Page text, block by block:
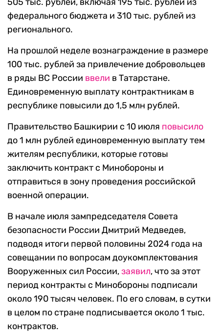
федерального бюджета и 310 тыс. рублей из
регионального.
На прошлой неделе вознаграждение в размере
100 тыс. рублей за привлечение добровольцев
в ряды ВС России ввели в Татарстане.
Единовременную выплату контрактникам в
республике повысили до 1,5 млн рублей.
Правительство Башкирии с 10 июля повысило
до 1 млн рублей единовременную выплату тем
жителям республики, которые готовы
заключить контракт с Минобороны и
отправиться в зону проведения российской
военной операции.
В начале июля зампредседателя Совета
безопасности России Дмитрий Медведев,
подводя итоги первой половины 2024 года на
совещании по вопросам доукомплектования
Вооруженных сил России,заявил, что за этот
период контракты с Минобороны подписали
около 190 тысяч человек. По его словам, в сутки
в целом по стране подписывается около 1 тыс.
контрактов.